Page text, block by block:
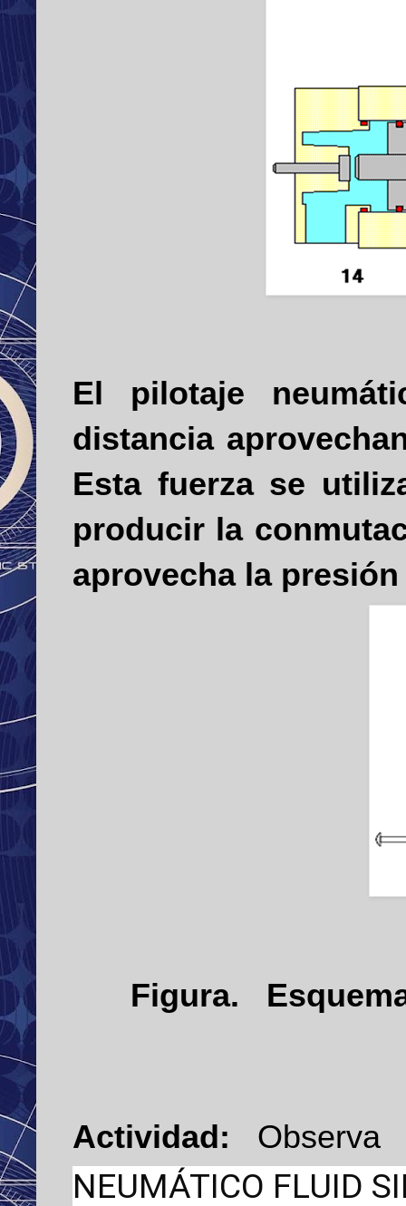
El pilotaje
distancia
Esta fuerza se
producir la
aprovecha la
Figura.
Actividad:
NEUMÁTICO